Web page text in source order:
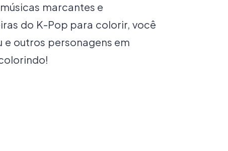
marcantes e
do K-Pop para colorir, você
e outros personagens em